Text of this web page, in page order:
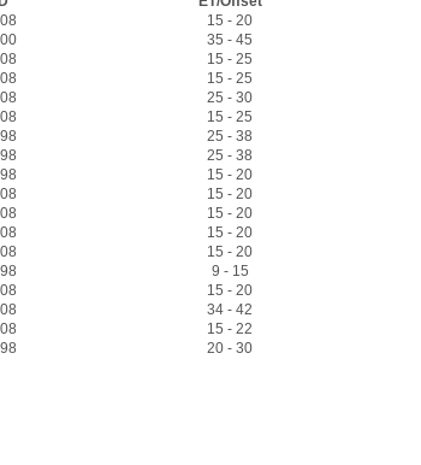
15 - 20
35 - 45
15 - 25
15 - 25
25 - 30
15 - 25
25 - 38
25 - 38
15 - 20
15 - 20
15 - 20
15 - 20
15 - 20
9 - 15
15 - 20
34 - 42
15 - 22
20 - 30